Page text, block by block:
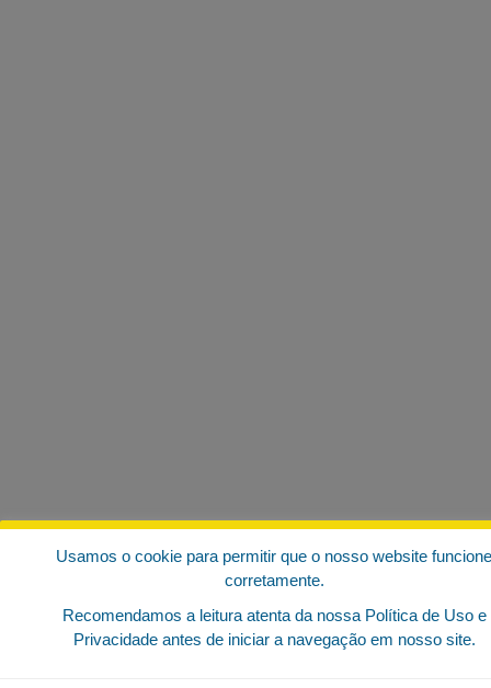
Usamos o cookie para permitir que o nosso website funcione
corretamente.
Recomendamos a leitura atenta da nossa Política de Uso e
Privacidade antes de iniciar a navegação em nosso site.